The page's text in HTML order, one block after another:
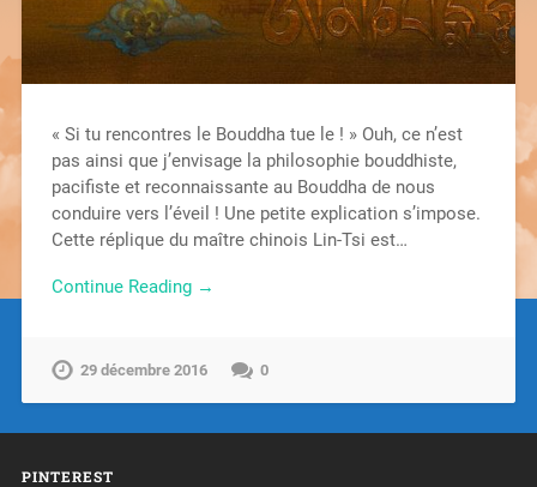
« Si tu rencontres le Bouddha tue le ! » Ouh, ce n’est
pas ainsi que j’envisage la philosophie bouddhiste,
pacifiste et reconnaissante au Bouddha de nous
conduire vers l’éveil ! Une petite explication s’impose.
Cette réplique du maître chinois Lin-Tsi est…
Continue Reading →
29 décembre 2016 0
PINTEREST